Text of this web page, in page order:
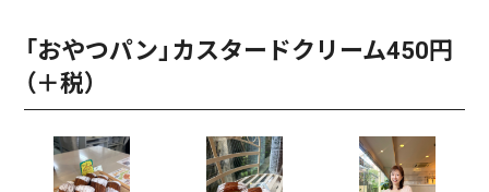
「おやつパン」カスタードクリーム450円
（＋税）